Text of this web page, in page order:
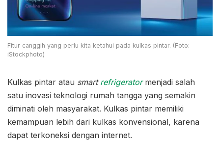
Fitur canggih yang perlu kita ketahui pada kulkas pintar. (Foto:
iStockphoto)
Kulkas pintar atau smart refrigeratormenjadi salah
satu inovasi teknologi rumah tangga yang semakin
diminati oleh masyarakat. Kulkas pintar memiliki
kemampuan lebih dari kulkas konvensional, karena
dapat terkoneksi dengan internet.